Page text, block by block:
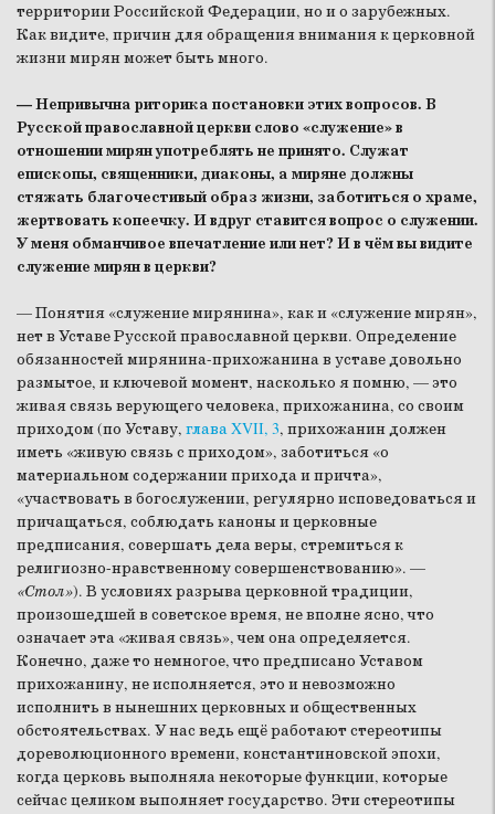
территории Российской Федерации, но и о зарубежных.
Как видите, причин для обращения внимания к церковной
жизни мирян может быть много.
— Непривычна риторика постановки этих вопросов. В
Русской православной церкви слово «служение» в
отношении мирян употреблять не принято. Служат
епископы, священники, диаконы, а миряне должны
стяжать благочестивый образ жизни, заботиться о храме,
жертвовать копеечку. И вдруг ставится вопрос о служении.
У меня обманчивое впечатление или нет? И в чём вы видите
служение мирян в церкви?
— Понятия «служение мирянина», как и «служение мирян»,
нет в Уставе Русской православной церкви. Определение
обязанностей мирянина-прихожанина в уставе довольно
размытое, и ключевой момент, насколько я помню, — это
живая связь верующего человека, прихожанина, со своим
приходом (по Уставу, глава XVII, 3, прихожанин должен
иметь «живую связь с приходом», заботиться «о
материальном содержании прихода и причта»,
«участвовать в богослужении, регулярно исповедоваться и
причащаться, соблюдать каноны и церковные
предписания, совершать дела веры, стремиться к
религиозно-нравственному совершенствованию». —
«Стол»). В условиях разрыва церковной традиции,
произошедшей в советское время, не вполне ясно, что
означает эта «живая связь», чем она определяется.
Конечно, даже то немногое, что предписано Уставом
прихожанину, не исполняется, это и невозможно
исполнить в нынешних церковных и общественных
обстоятельствах. У нас ведь ещё работают стереотипы
дореволюционного времени, константиновской эпохи,
когда церковь выполняла некоторые функции, которые
сейчас целиком выполняет государство. Эти стереотипы